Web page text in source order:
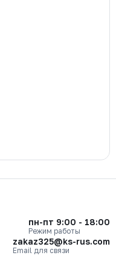
пн-пт 9:00 - 18:00
Режим работы
zakaz325@ks-rus.com
Email для связи